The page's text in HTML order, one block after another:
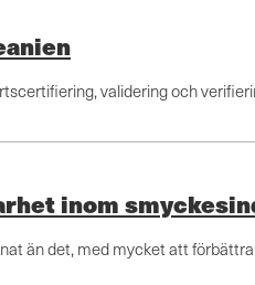
validering och
inom
än det, med mycket att